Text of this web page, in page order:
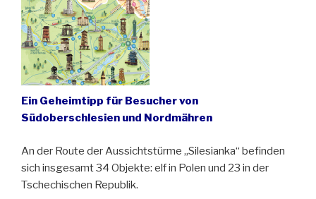
Ein Geheimtipp für Besucher von
Südoberschlesien und Nordmähren
An der Route der Aussichtstürme „Silesianka“ befinden
sich insgesamt 34 Objekte: elf in Polen und 23 in der
Tschechischen Republik.